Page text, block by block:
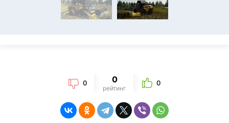
0 0
рейтинг
0